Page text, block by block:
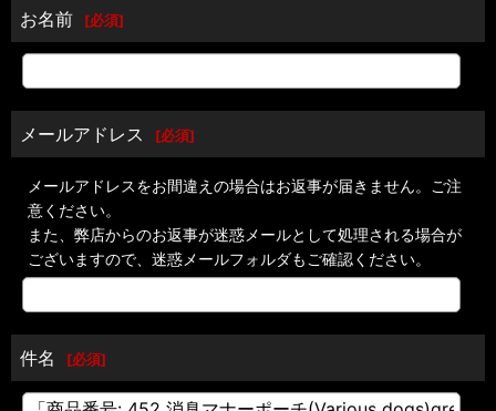
お名前 [必須]
メールアドレス [必須]
メールアドレスをお間違えの場合はお返事が届きません。ご注
意ください。
また、弊店からのお返事が迷惑メールとして処理される場合が
ございますので、迷惑メールフォルダもご確認ください。
件名 [必須]